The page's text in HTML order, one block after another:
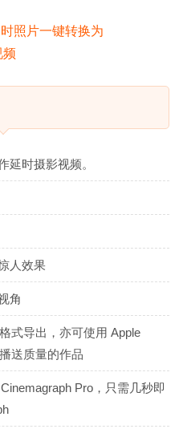
延时摄影视频。
人效果
角
式导出，亦可使用 Apple
送质量的作品
Pro，只需几秒即